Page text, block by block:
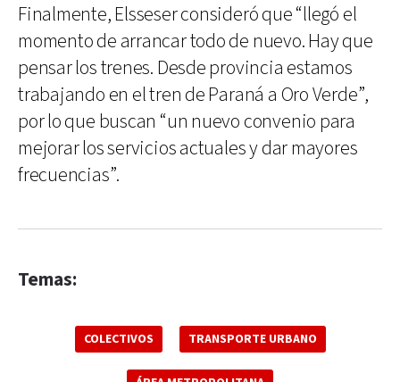
Finalmente, Elsseser consideró que “llegó el
momento de arrancar todo de nuevo. Hay que
pensar los trenes. Desde provincia estamos
trabajando en el tren de Paraná a Oro Verde”,
por lo que buscan “un nuevo convenio para
mejorar los servicios actuales y dar mayores
frecuencias”.
Temas:
COLECTIVOS TRANSPORTE URBANO